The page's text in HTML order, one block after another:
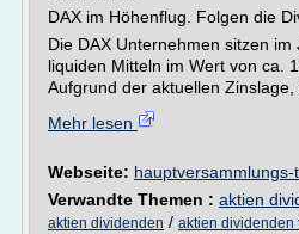
DAX im Höhenflug. Folgen die
Die DAX Unternehmen sitzen
liquiden Mitteln im Wert von ca.
Aufgrund der aktuellen Zinslage,
Mehr lesen
Webseite:
Verwandte Themen : aktien
aktien dividenden / aktien dividenden